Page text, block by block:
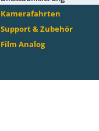
Kamerafahrten
Support & Zubehör
Film Analog